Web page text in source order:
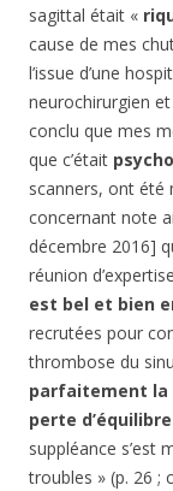
sagittal était «
cause de mes
l’issue d’une
neurochirurgien
conclu que mes
que c’était
scanners, ont été
concernant note
décembre 2016]
réunion
est bel et bien
recrutées pour
thrombose du
parfaitement la
perte
suppléance s’est
troubles » (p. 26 ;